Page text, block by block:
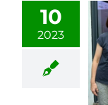
10
2023